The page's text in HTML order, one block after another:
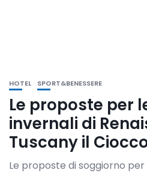
HOTEL SPORT&BENESSERE
Le proposte per
invernali di
Tuscany il
Le proposte di soggiorno